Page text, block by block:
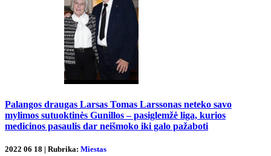
Palangos draugas Larsas Tomas Larssonas neteko savo
mylimos sutuoktinės Gunillos – pasiglemžė liga, kurios
medicinos pasaulis dar neišmoko iki galo pažaboti
2022 06 18 | Rubrika: Miestas